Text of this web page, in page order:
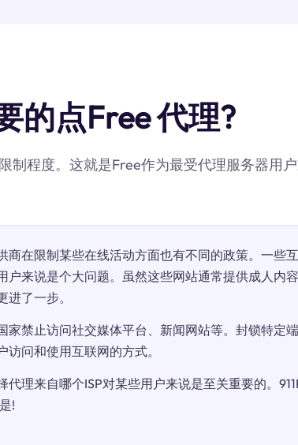
的点Free 代理?
程度。这就是Free作为最受代理服务器用户
商在限制某些在线活动方面也有不同的政策。一些
户来说是个大问题。虽然这些网站通常提供成人内
进了一步。
家禁止访问社交媒体平台、新闻网站等。封锁特定
访问和使用互联网的方式。
代理来自哪个ISP对某些用户来说是至关重要的。
!